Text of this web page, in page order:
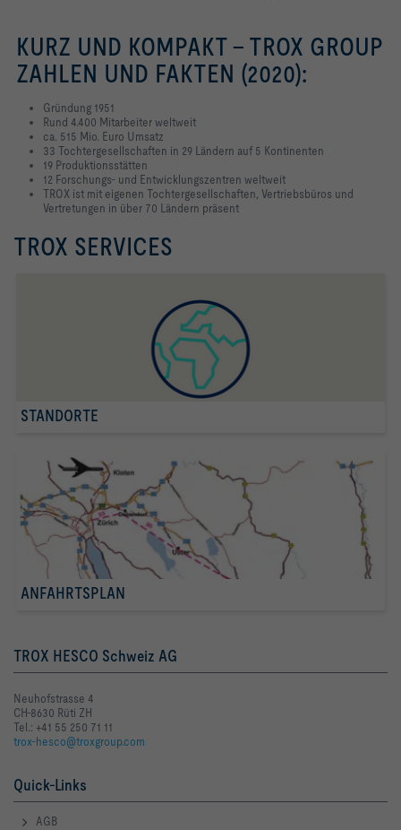
KURZ UND KOMPAKT - TROX GROUP
ZAHLEN UND FAKTEN (2020):
Gründung 1951
Rund 4.400 Mitarbeiter weltweit
ca. 515 Mio. Euro Umsatz
33 Tochtergesellschaften in 29 Ländern auf 5 Kontinenten
19 Produktionsstätten
12 Forschungs- und Entwicklungszentren weltweit
TROX ist mit eigenen Tochtergesellschaften, Vertriebsbüros und
Vertretungen in über 70 Ländern präsent
TROX SERVICES
STANDORTE
ANFAHRTSPLAN
TROX HESCO Schweiz AG
Neuhofstrasse 4
CH-8630 Rüti ZH
Tel.: +41 55 250 71 11
trox-hesco@troxgroup.com
Quick-Links
AGB